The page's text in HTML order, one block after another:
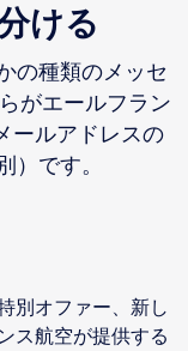
ける
の種類のメッセ
がエールフラン
ールアドレスの
）です。
別オファー、新し
ス航空が提供する